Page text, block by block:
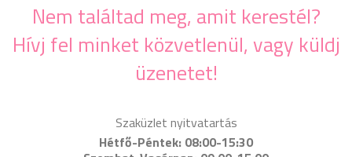
Nem találtad meg, amit kerestél?
Hívj fel minket közvetlenül, vagy küldj
üzenetet!
Szaküzlet nyitvatartás
Hétfő-Péntek: 08:00-15:30